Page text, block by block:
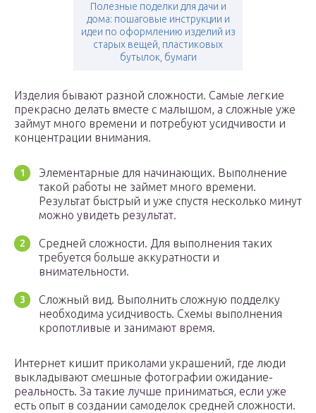
Полезные поделки для дачи и
дома: пошаговые инструкции и
идеи по оформлению изделий из
старых вещей, пластиковых
бутылок, бумаги
Изделия бывают разной сложности. Самые легкие
прекрасно делать вместе с малышом, а сложные уже
займут много времени и потребуют усидчивости и
концентрации внимания.
Элементарные для начинающих. Выполнение
такой работы не займет много времени.
Результат быстрый и уже спустя несколько минут
можно увидеть результат.
Средней сложности. Для выполнения таких
требуется больше аккуратности и
внимательности.
Сложный вид. Выполнить сложную подделку
необходима усидчивость. Схемы выполнения
кропотливые и занимают время.
Интернет кишит приколами украшений, где люди
выкладывают смешные фотографии ожидание-
реальность. За такие лучше приниматься, если уже
есть опыт в создании самоделок средней сложности.